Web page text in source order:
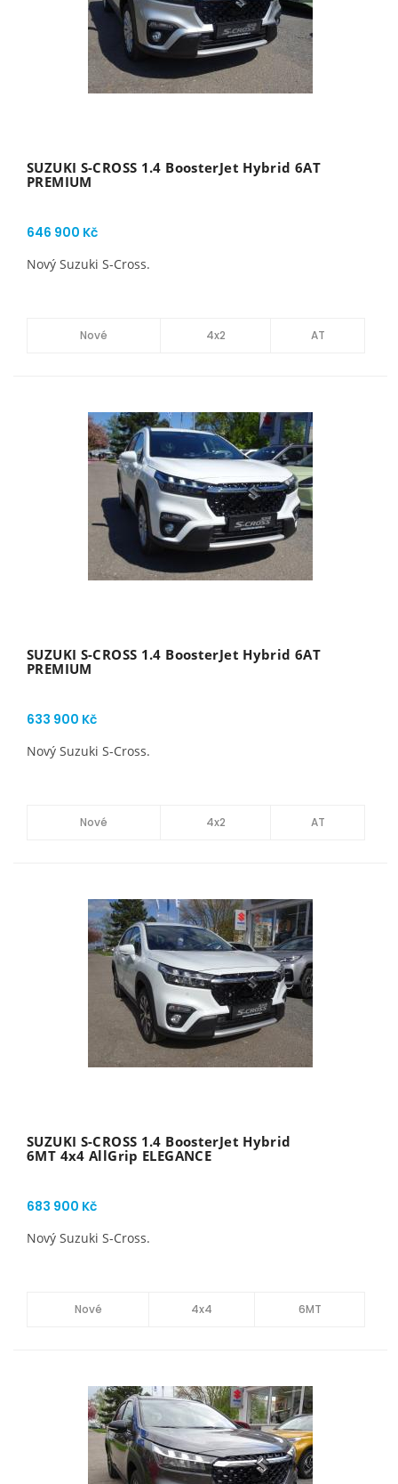
SUZUKI S-CROSS 1.4 BoosterJet Hybrid 6AT
PREMIUM
646 900 Kč
Nový Suzuki S-Cross.
Nové 4x2 AT
SUZUKI S-CROSS 1.4 BoosterJet Hybrid 6AT
PREMIUM
633 900 Kč
Nový Suzuki S-Cross.
Nové 4x2 AT
SUZUKI S-CROSS 1.4 BoosterJet Hybrid
6MT 4x4 AllGrip ELEGANCE
683 900 Kč
Nový Suzuki S-Cross.
Nové 4x4 6MT